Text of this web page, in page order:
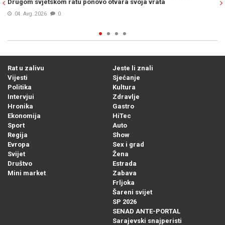
iz Bosne i Hercegovine, ostao je bez automobila...
Rat u zalivu
Vijesti
Politika
Intervjui
Hronika
Ekonomija
Sport
Regija
Evropa
Svijet
Društvo
Mini market
Jeste li znali
Sjećanje
Kultura
Zdravlje
Gastro
HiTec
Auto
Show
Sex i grad
Žena
Estrada
Zabava
Frljoka
Šareni svijet
SP 2026
SENAD ANTE-PORTAL
Sarajevski snajperisti